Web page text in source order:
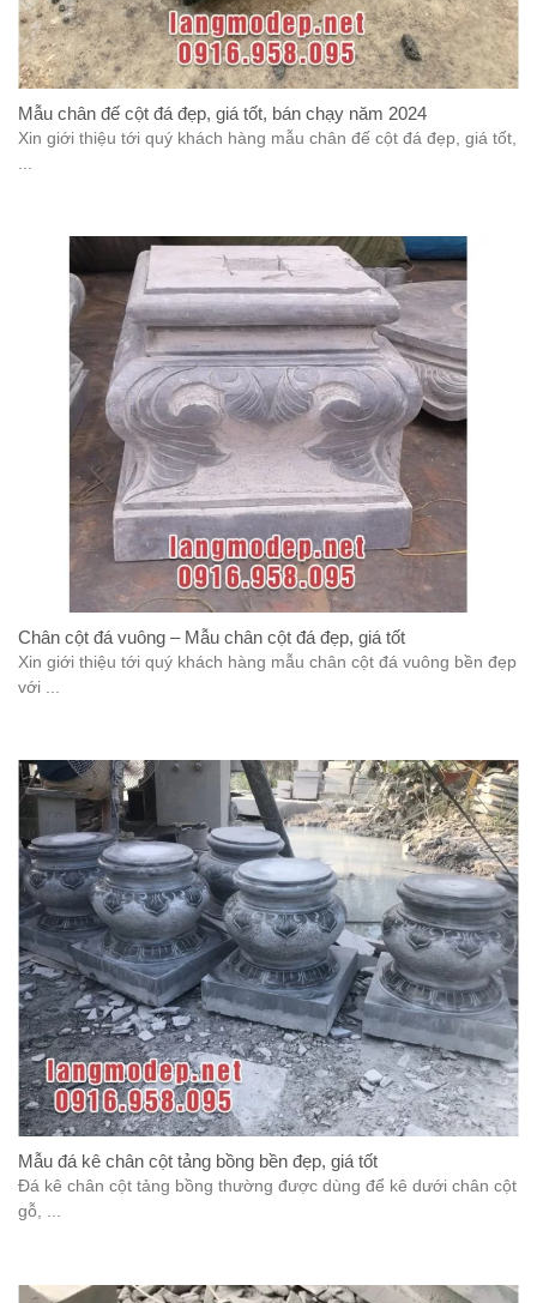
Mẫu chân đế cột đá đẹp, giá tốt, bán chạy năm 2024
Xin giới thiệu tới quý khách hàng mẫu chân đế cột đá đẹp, giá tốt,
...
Chân cột đá vuông – Mẫu chân cột đá đẹp, giá tốt
Xin giới thiệu tới quý khách hàng mẫu chân cột đá vuông bền đẹp
với ...
Mẫu đá kê chân cột tảng bồng bền đẹp, giá tốt
Đá kê chân cột tảng bồng thường được dùng để kê dưới chân cột
gỗ, ...